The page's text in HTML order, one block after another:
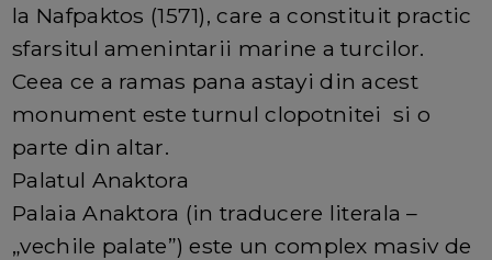
la Nafpaktos (1571), care a constituit practic
sfarsitul amenintarii marine a turcilor.
Ceea ce a ramas pana astayi din acest
monument este turnul clopotnitei si o
parte din altar.
Palatul Anaktora
Palaia Anaktora (in traducere literala –
„vechile palate”) este un complex masiv de